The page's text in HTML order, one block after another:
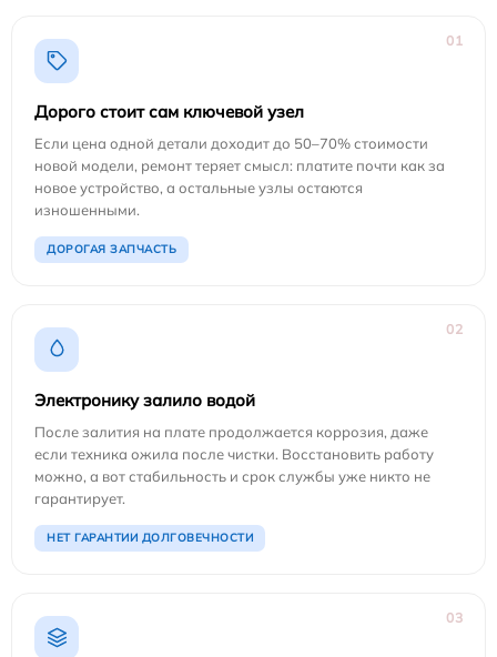
01
Дорого стоит сам ключевой узел
Если цена одной детали доходит до 50–70% стоимости
новой модели, ремонт теряет смысл: платите почти как за
новое устройство, а остальные узлы остаются
изношенными.
ДОРОГАЯ ЗАПЧАСТЬ
02
Электронику залило водой
После залития на плате продолжается коррозия, даже
если техника ожила после чистки. Восстановить работу
можно, а вот стабильность и срок службы уже никто не
гарантирует.
НЕТ ГАРАНТИИ ДОЛГОВЕЧНОСТИ
03